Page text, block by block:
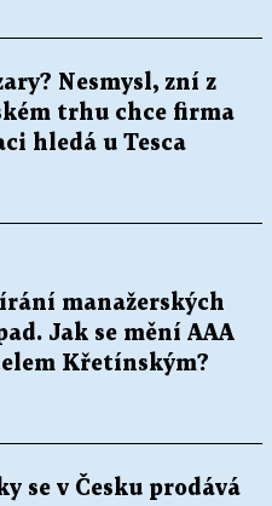
Nesmysl, zní z
trhu chce firma
hledá u Tesca
manažerských
Jak se mění AAA
Křetínským?
se v Česku prodává